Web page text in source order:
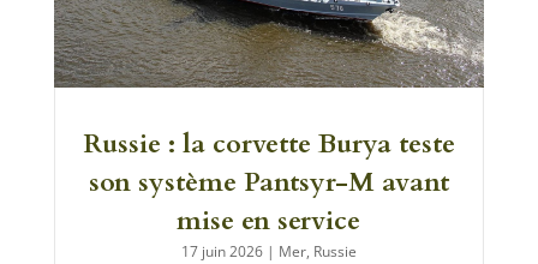
Russie : la corvette Burya teste
son système Pantsyr-M avant
mise en service
17 juin 2026| Mer, Russie